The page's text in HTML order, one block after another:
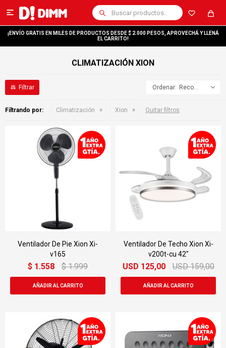

¡ENVÍO GRATIS EN MILES DE PRODUCTOS DESDE $ 2.000 PESOS, APROVECHÁ Y LLENÁ
EL CARRITO!
CLIMATIZACIÓN XION
Recomendados
Filtrando por: Climatización Xion Quitar filtros
Ventilador De Pie Xion Xi-
v165
$ 1.558 $ 1.999
Ventilador De Techo Xion Xi-
v200t-cu 42"
USD 125,00 USD 159,00